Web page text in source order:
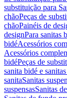
substituição para
chãoPeças de
chãoPainéis de
designPara sanitas
bidéAcessórios
Acessórios
bidéPeças de
sanita bidé e
sanitaSanitas
suspensasSanitas